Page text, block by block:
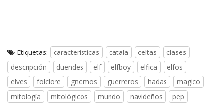
Etiquetas: características catala celtas
clases
descripción
duendes elf elfboy elfica
elfos
elves
folclore gnomos guerreros hadas
magico
mitología
mitológicos mundo navideños
pep